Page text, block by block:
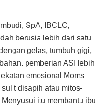
SpA, IBCLC,
berusia lebih dari satu
gelas, tumbuh gigi,
pemberian ASI lebih
emosional Moms
disapih atau mitos-
itu membantu ibu